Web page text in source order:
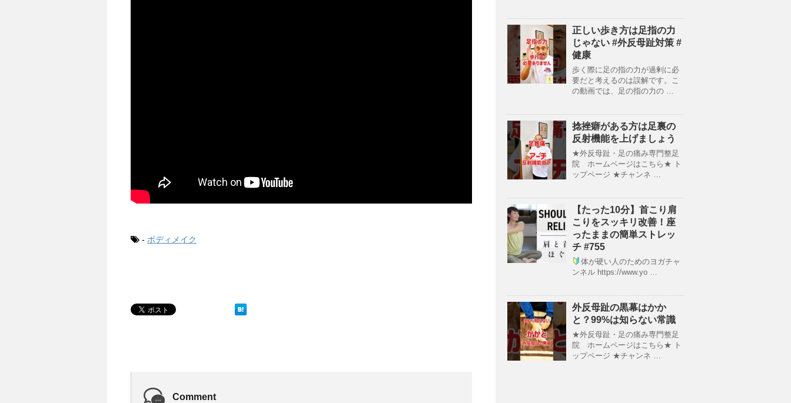
- ボディメイク
Comment
正しい歩き方は足指の力
じゃない #外反母趾対策 #
健康
歩く際に足の指の力が過剰に必
要だと考えるのは誤解です。こ
の動画では、足の指の力の …
捻挫癖がある方は足裏の
反射機能を上げましょう
★外反母趾・足の痛み専門整足
院 ホームページはこちら★ ト
ップページ ★チャンネ …
【たった10分】首こり肩
こりをスッキリ改善！座
ったままの簡単ストレッ
チ #755
体が硬い人のためのヨガチャ
ンネル https://www.yo …
外反母趾の黒幕はかか
と？99%は知らない常識
★外反母趾・足の痛み専門整足
院 ホームページはこちら★ ト
ップページ ★チャンネ …